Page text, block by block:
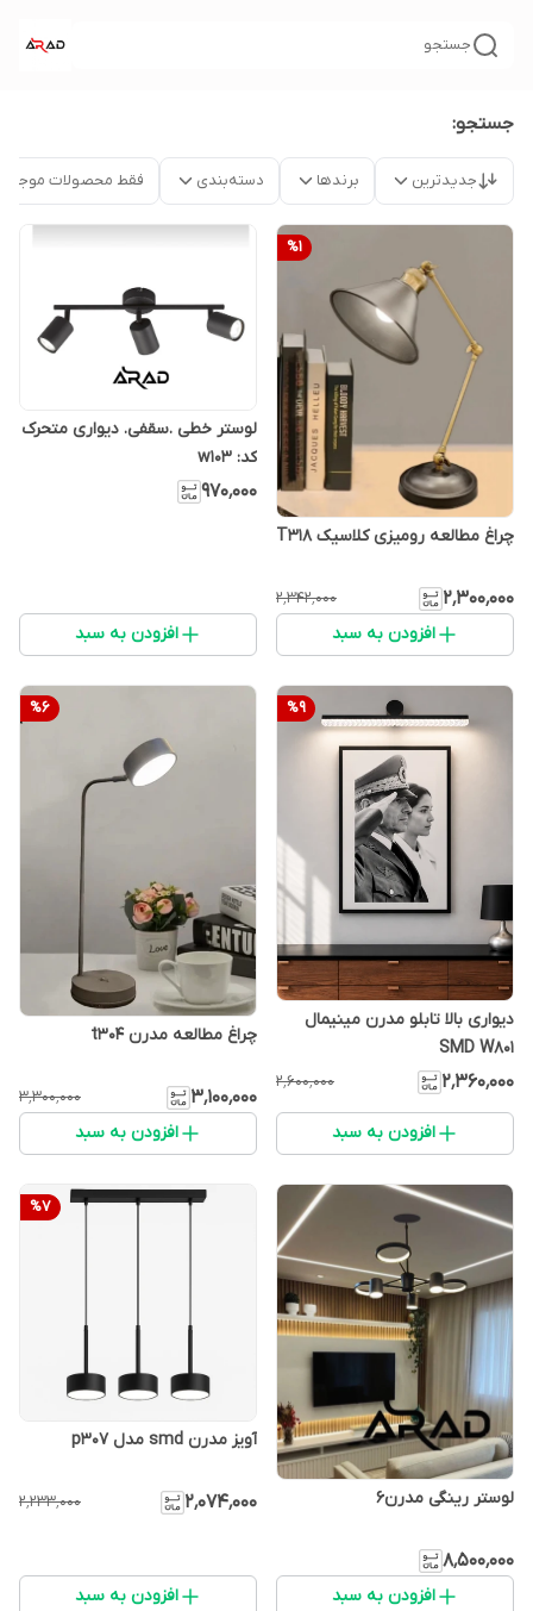
جستجو
جستجو:
جدیدترین برندها دسته‌بندی فقط محصولات موجود
%1
چراغ مطالعه رومیزی کلاسیک T318
۲٬۳۰۰٬۰۰۰ ۲٬۳۴۲٬۰۰۰
افزودن به سبد
لوستر خطی .سقفی. دیواری متحرک
کد: w103
۹۷۰٬۰۰۰
افزودن به سبد
%9
دیواری بالا تابلو مدرن مینیمال
SMD W801
۲٬۳۶۰٬۰۰۰ ۲٬۶۰۰٬۰۰۰
افزودن به سبد
%6
چراغ مطالعه مدرن t304
۳٬۱۰۰٬۰۰۰ ۳٬۳۰۰٬۰۰۰
افزودن به سبد
لوستر رینگی مدرن۶
۸٬۵۰۰٬۰۰۰
افزودن به سبد
%7
آویز مدرن smd مدل p307
۲٬۰۷۴٬۰۰۰ ۲٬۲۳۳٬۰۰۰
افزودن به سبد